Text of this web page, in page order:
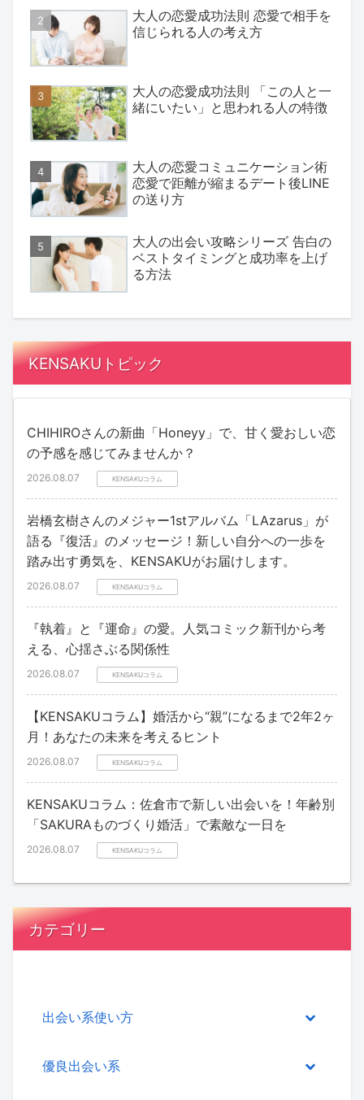
大人の恋愛成功法則 恋愛で相手を
信じられる人の考え方
大人の恋愛成功法則 「この人と一
緒にいたい」と思われる人の特徴
大人の恋愛コミュニケーション術
恋愛で距離が縮まるデート後LINE
の送り方
大人の出会い攻略シリーズ 告白の
ベストタイミングと成功率を上げ
る方法
KENSAKUトピック
CHIHIROさんの新曲「Honeyy」で、甘く愛おしい恋
の予感を感じてみませんか？
2026.08.07 KENSAKUコラム
岩橋玄樹さんのメジャー1stアルバム「LAzarus」が
語る『復活』のメッセージ！新しい自分への一歩を
踏み出す勇気を、KENSAKUがお届けします。
2026.08.07 KENSAKUコラム
『執着』と『運命』の愛。人気コミック新刊から考
える、心揺さぶる関係性
2026.08.07 KENSAKUコラム
【KENSAKUコラム】婚活から“親”になるまで2年2ヶ
月！あなたの未来を考えるヒント
2026.08.07 KENSAKUコラム
KENSAKUコラム：佐倉市で新しい出会いを！年齢別
「SAKURAものづくり婚活」で素敵な一日を
2026.08.07 KENSAKUコラム
カテゴリー
出会い系使い方
優良出会い系